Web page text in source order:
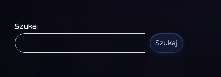
Szukaj
Szukaj